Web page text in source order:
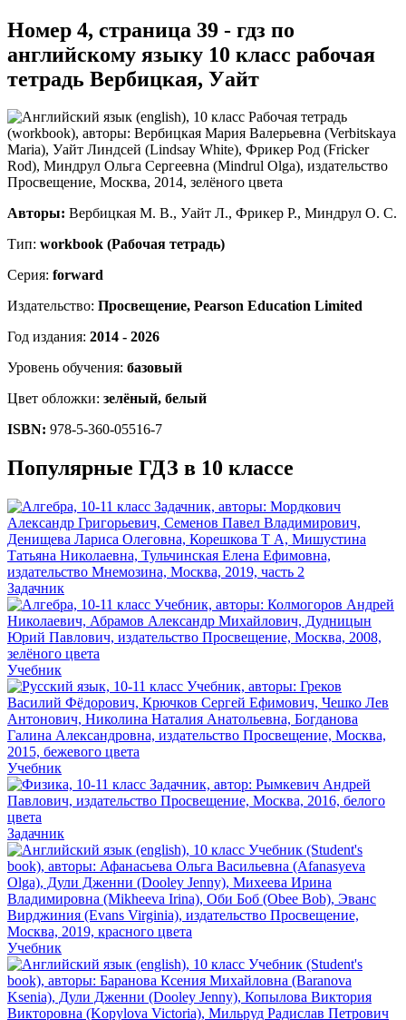
Номер 4, страница 39 - гдз по
английскому языку 10 класс рабочая
тетрадь Вербицкая, Уайт
Авторы: Вербицкая М. В., Уайт Л., Фрикер Р., Миндрул О. С.
Тип: workbook (Рабочая тетрадь)
Серия: forward
Издательство: Просвещение, Pearson Education Limited
Год издания: 2014 - 2026
Уровень обучения: базовый
Цвет обложки: зелёный, белый
ISBN: 978-5-360-05516-7
Популярные ГДЗ в 10 классе
Задачник
Учебник
Учебник
Задачник
Учебник